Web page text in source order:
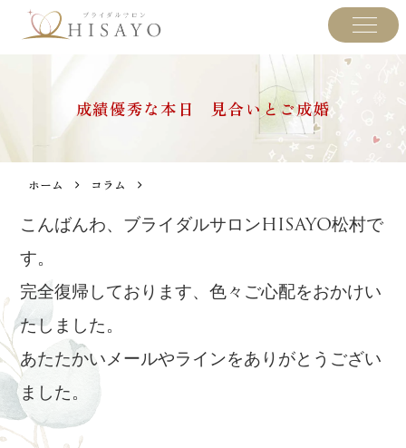
成績優秀な本日 見合いとご成婚
ホーム コラム
こんばんわ、ブライダルサロンHISAYO松村で
す。
完全復帰しております、色々ご心配をおかけい
たしました。
あたたかいメールやラインをありがとうござい
ました。